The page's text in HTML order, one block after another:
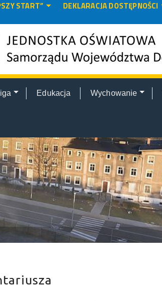
START”
DEKLARACJA DOSTĘPNOŚCI
Edukacja Wychowanie